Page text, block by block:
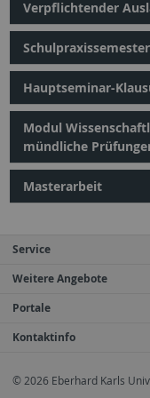
Verpflichtender
Hauptseminar-
Modul
mündliche
Masterarbeit
Service
Weitere Angebote
Portale
Kontaktinfo
© 2026 Eberhard Karls